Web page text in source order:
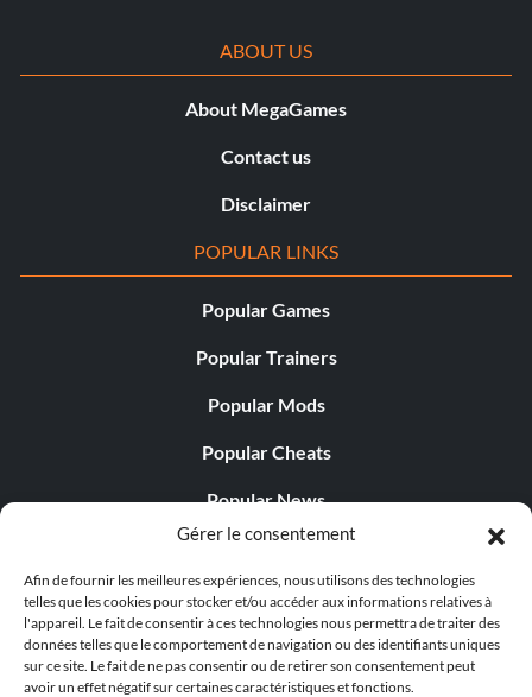
Gérer le consentement
Afin de fournir les meilleures expériences, nous utilisons des technologies
telles que les cookies pour stocker et/ou accéder aux informations relatives à
l'appareil. Le fait de consentir à ces technologies nous permettra de traiter des
données telles que le comportement de navigation ou des identifiants uniques
sur ce site. Le fait de ne pas consentir ou de retirer son consentement peut
avoir un effet négatif sur certaines caractéristiques et fonctions.
ABOUT US
About MegaGames
Contact us
Disclaimer
POPULAR LINKS
Popular Games
Popular Trainers
Popular Mods
Popular Cheats
Popular News
Popular Editorials
Popular Free Games
LATEST UPDATES